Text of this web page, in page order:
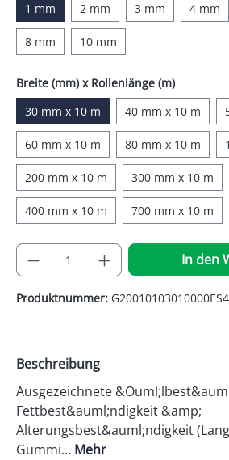
1 mm
2 mm 3 mm 4 mm
8 mm 10 mm
Breite (mm) x Rollenlänge (m)auswählen
30 mm x 10 m
40 mm x 10 m
60 mm x 10 m 80 mm x 10 m
200 mm x 10 m 300 mm x 10 m
400 mm x 10 m 700 mm x 10 m
Produkt Anzahl: Gib den
In den
Produktnummer: G20010103010000ES4
Beschreibung
Ausgezeichnete
Fettbest&auml;ndigkeit &amp;
Alterungsbest&auml;ndigkeit
Gummi… Mehr